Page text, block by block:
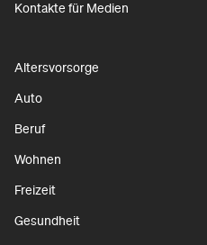
Kontakte für Medien
Altersvorsorge
Auto
Beruf
Wohnen
Freizeit
Gesundheit